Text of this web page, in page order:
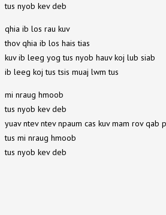
tus nyob kev deb
qhia ib los rau kuv
thov qhia ib los hais tias
kuv ib leeg yog tus nyob hauv koj lub siab
ib leeg koj tus tsis muaj lwm tus
mi nraug hmoob
tus nyob kev deb
yuav ntev ntev npaum cas kuv mam rov qab
tus mi nraug hmoob
tus nyob kev deb